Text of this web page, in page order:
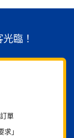
臨！
單
」